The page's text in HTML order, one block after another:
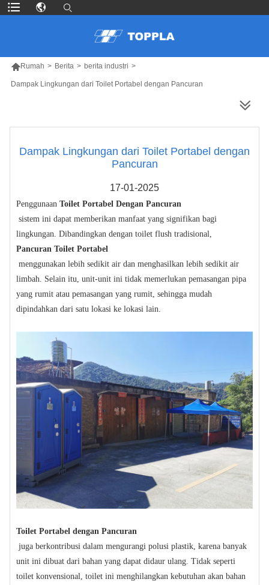
Rumah > Berita > berita industri >
Dampak Lingkungan dari Toilet Portabel dengan Pancuran
Dampak Lingkungan dari Toilet Portabel dengan
Pancuran
17-01-2025
Penggunaan Toilet Portabel Dengan Pancuran
sistem ini dapat memberikan manfaat yang signifikan bagi
lingkungan. Dibandingkan dengan toilet flush tradisional,
Pancuran Toilet Portabel
menggunakan lebih sedikit air dan menghasilkan lebih sedikit air
limbah. Selain itu, unit-unit ini tidak memerlukan pemasangan pipa
yang rumit atau pemasangan yang rumit, sehingga mudah
dipindahkan dari satu lokasi ke lokasi lain.
Toilet Portabel dengan Pancuran
juga berkontribusi dalam mengurangi polusi plastik, karena banyak
unit ini dibuat dari bahan yang dapat didaur ulang. Tidak seperti
toilet konvensional, toilet ini menghilangkan kebutuhan akan bahan